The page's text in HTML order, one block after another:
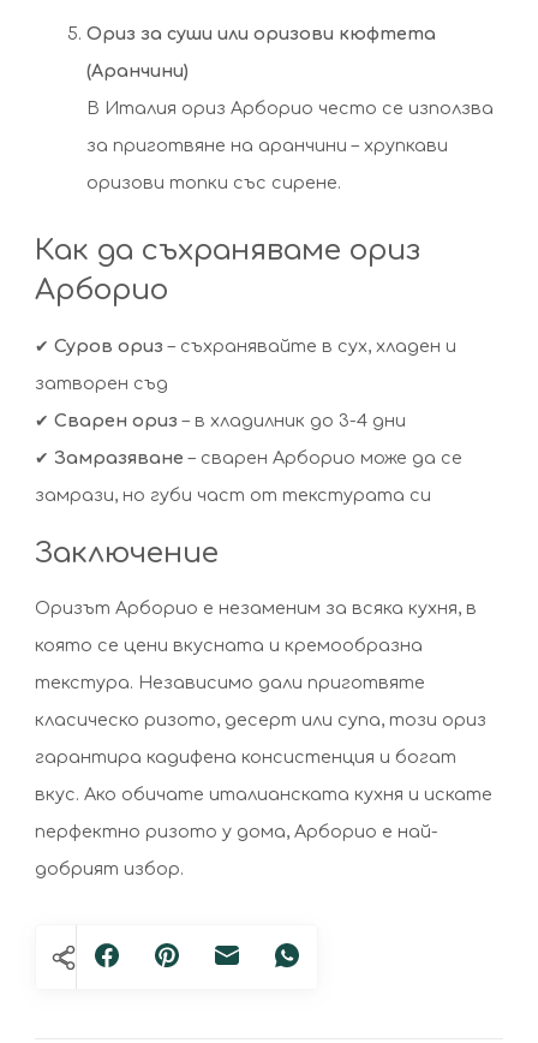
Ориз за суши или оризови кюфтета
(Аранчини)
В Италия ориз Арборио често се използва
за приготвяне на аранчини – хрупкави
оризови топки със сирене.
Как да съхраняваме ориз
Арборио
✔ Суров ориз – съхранявайте в сух, хладен и
затворен съд
✔ Сварен ориз – в хладилник до 3-4 дни
✔ Замразяване – сварен Арборио може да се
замрази, но губи част от текстурата си
Заключение
Оризът Арборио е незаменим за всяка кухня, в
която се цени вкусната и кремообразна
текстура. Независимо дали приготвяте
класическо ризото, десерт или супа, този ориз
гарантира кадифена консистенция и богат
вкус. Ако обичате италианската кухня и искате
перфектно ризото у дома, Арборио е най-
добрият избор.